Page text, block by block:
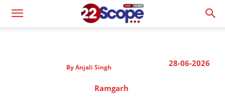
28-06-2026
By Anjali Singh
Ramgarh